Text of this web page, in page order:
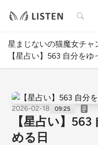
検索
星まじないの猫魔女チャ
【星占い】563 自分をゆ
2026-02-18 09:25
【星占い】
める日